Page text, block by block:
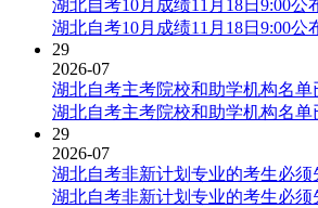
湖北自考10月成绩11月18日9:00公
湖北自考10月成绩11月18日9:00公
29
2026-07
湖北自考主考院校和助学机构名单
湖北自考主考院校和助学机构名单
29
2026-07
湖北自考非新计划专业的考生必
湖北自考非新计划专业的考生必